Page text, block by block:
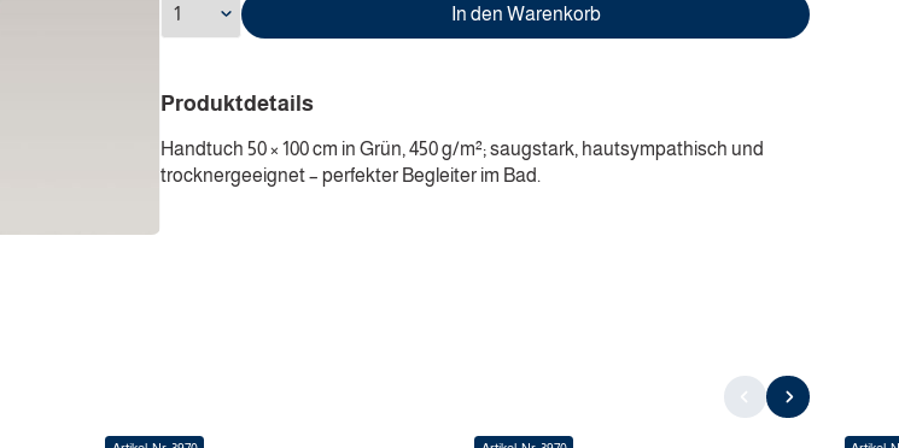
In den Warenkorb
Produktdetails
Handtuch 50 × 100 cm in Grün, 450 g/m²; saugstark, hautsympathisch und
trocknergeeignet – perfekter Begleiter im Bad.